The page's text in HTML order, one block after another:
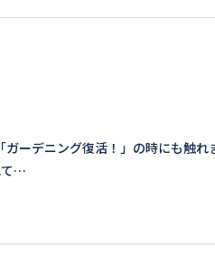
ーデニング復活！」の時にも触
て…